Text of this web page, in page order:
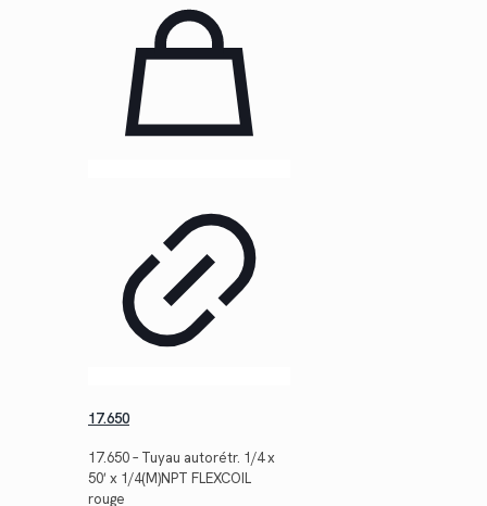
17.650
17.650 – Tuyau autorétr. 1/4 x
50′ x 1/4(M)NPT FLEXCOIL
rouge